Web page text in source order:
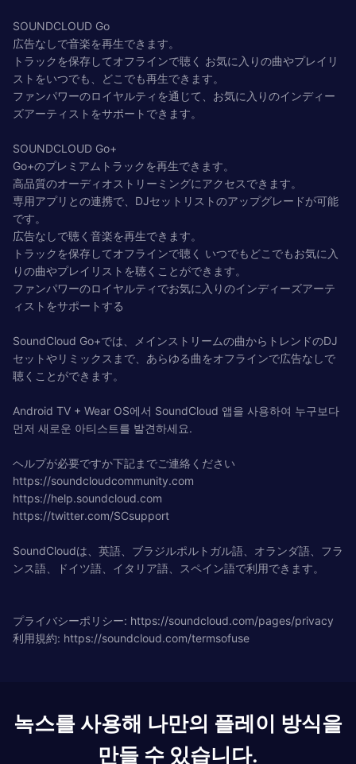
SOUNDCLOUD Go
広告なしで音楽を再生できます。
トラックを保存してオフラインで聴く お気に入りの曲やプレイリ
ストをいつでも、どこでも再生できます。
ファンパワーのロイヤルティを通じて、お気に入りのインディー
ズアーティストをサポートできます。
SOUNDCLOUD Go+
Go+のプレミアムトラックを再生できます。
高品質のオーディオストリーミングにアクセスできます。
専用アプリとの連携で、DJセットリストのアップグレードが可能
です。
広告なしで聴く音楽を再生できます。
トラックを保存してオフラインで聴く いつでもどこでもお気に入
りの曲やプレイリストを聴くことができます。
ファンパワーのロイヤルティでお気に入りのインディーズアーテ
ィストをサポートする
SoundCloud Go+では、メインストリームの曲からトレンドのDJ
セットやリミックスまで、あらゆる曲をオフラインで広告なしで
聴くことができます。
Android TV + Wear OS에서 SoundCloud 앱을 사용하여 누구보다
먼저 새로운 아티스트를 발견하세요.
ヘルプが必要ですか下記までご連絡ください
https://soundcloudcommunity.com
https://help.soundcloud.com
https://twitter.com/SCsupport
SoundCloudは、英語、ブラジルポルトガル語、オランダ語、フラ
ンス語、ドイツ語、イタリア語、スペイン語で利用できます。
プライバシーポリシー: https://soundcloud.com/pages/privacy
利用規約: https://soundcloud.com/termsofuse
녹스를 사용해 나만의 플레이 방식을
만들 수 있습니다.